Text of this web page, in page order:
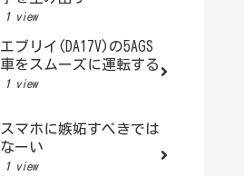
1 view
エブリイ(DA17V)の5AGS
車をスムーズに運転する
1 view
スマホに嫉妬すべきでは
なーい
1 view